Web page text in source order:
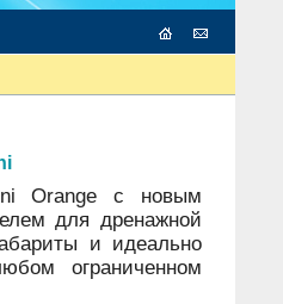
Orange c новым
для дренажной
и идеально
ограниченном